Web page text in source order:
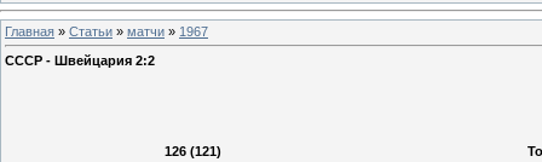
Главная » Статьи » матчи » 1967
СССР - Швейцария 2:2
126 (121)